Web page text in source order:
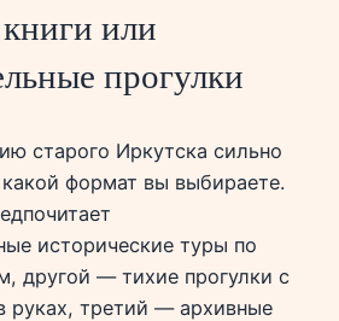
или
прогулки
старого Иркутска сильно
какой формат вы выбираете.
исторические туры по
другой — тихие прогулки с
руках, третий — архивные